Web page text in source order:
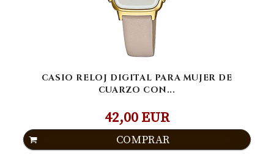
CASIO RELOJ DIGITAL PARA MUJER DE
CUARZO CON...
42,00 EUR
COMPRAR